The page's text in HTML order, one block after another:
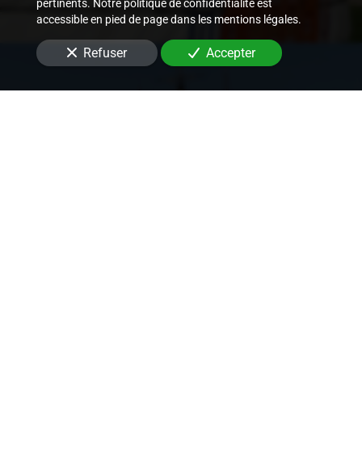
pertinents. Notre politique de confidentialité est
accessible en pied de page dans les mentions légales.
Refuser Accepter